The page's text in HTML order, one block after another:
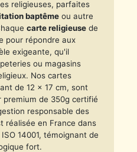
religieuses, parfaites
baptême ou autre
carte religieuse de
pour répondre aux
exigeante, qu'il
ou magasins
Nos cartes
de 12 x 17 cm, sont
premium de 350g certifié
responsable des
réalisée en France dans
14001, témoignant de
fort.